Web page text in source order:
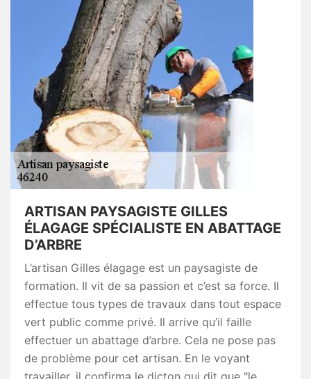
ARTISAN PAYSAGISTE GILLES
ÉLAGAGE SPÉCIALISTE EN ABATTAGE
D’ARBRE
L’artisan Gilles élagage est un paysagiste de
formation. Il vit de sa passion et c’est sa force. Il
effectue tous types de travaux dans tout espace
vert public comme privé. Il arrive qu’il faille
effectuer un abattage d’arbre. Cela ne pose pas
de problème pour cet artisan. En le voyant